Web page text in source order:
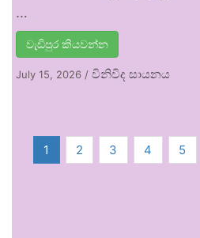
…
වැඩිපුර කියවන්න
July 15, 2026 / විනිවිද සායනය
1 2 3 4 5